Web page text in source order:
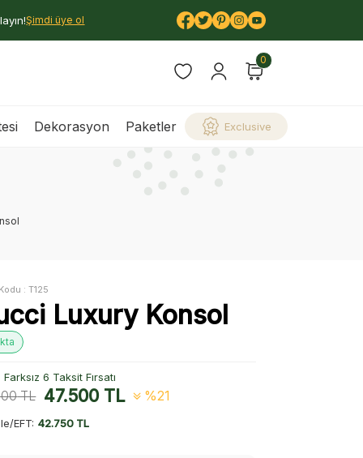
Şimdi üye ol
0
Dekorasyon Paketler Exclusive
:T125
Luxury Konsol
6 Taksit Fırsatı
TL 47.500TL %21
EFT: 42.750 TL